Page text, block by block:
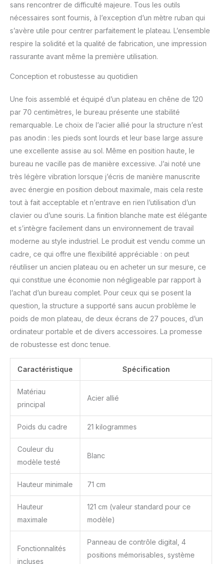
bureau ergonomique
assis debout dispose
d'une notice en français.
Nous testons en usine
chaque bureau reglable
individuellement et le
au moins 20000 cycles
INTELLIGENT : Le
panneau de contrôle LED
préréglage de la
mémoire par rapport à la
plupart des autres
modèles du marché qui
n'en offrent que trois.
Cela signifie que vous et
les autres membres de
votre famille mesurant
entre 112 cm et 197 cm
pouvez programmer vos
préférés TECHNOLOGIE
ANTI-COLLISION : La
technologie anti-collision
intégré permet d’éviter
d’abaisser le siège sur un
objet. Lorsqu'il peut
sentir les obstacles doux
et durs vivement , le
cadre de bureau s’arrête
déplace légèrement
dans la direction
opposée.Il évite la
collosion entre la plate-
l'objet,améliorer les
sécurité et assure mieux
la sécurité de l'utilisateur
sécurité DIGNE DE
armature est également
couverte par une
garantie de 5 ans pour le
cadre, le moteur et les
autres mécanismes, et
l'interrupteur,
l'électronique. Flexispot,
sans rencontrer de difficulté majeure. Tous les outils
nécessaires sont fournis, à l’exception d’un mètre ruban qui
s’avère utile pour centrer parfaitement le plateau. L’ensemble
respire la solidité et la qualité de fabrication, une impression
rassurante avant même la première utilisation.
Conception et robustesse au quotidien
Une fois assemblé et équipé d’un plateau en chêne de 120
par 70 centimètres, le bureau présente une stabilité
remarquable. Le choix de l’acier allié pour la structure n’est
pas anodin : les pieds sont lourds et leur base large assure
une excellente assise au sol. Même en position haute, le
bureau ne vacille pas de manière excessive. J’ai noté une
très légère vibration lorsque j’écris de manière manuscrite
avec énergie en position debout maximale, mais cela reste
tout à fait acceptable et n’entrave en rien l’utilisation d’un
clavier ou d’une souris. La finition blanche mate est élégante
et s’intègre facilement dans un environnement de travail
moderne au style industriel. Le produit est vendu comme un
cadre, ce qui offre une flexibilité appréciable : on peut
réutiliser un ancien plateau ou en acheter un sur mesure, ce
qui constitue une économie non négligeable par rapport à
l’achat d’un bureau complet. Pour ceux qui se posent la
question, la structure a supporté sans aucun problème le
poids de mon plateau, de deux écrans de 27 pouces, d’un
ordinateur portable et de divers accessoires. La promesse
de robustesse est donc tenue.
Caractéristique Spécification
Matériau
principal
Acier allié
Poids du cadre 21 kilogrammes
Couleur du
modèle testé
Blanc
Hauteur minimale 71 cm
Hauteur
maximale
121 cm (valeur standard pour ce
modèle)
Fonctionnalités
incluses
Panneau de contrôle digital, 4
positions mémorisables, système